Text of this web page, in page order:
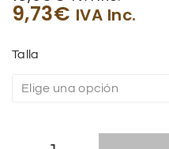
9,73€ IVA Inc.
Talla